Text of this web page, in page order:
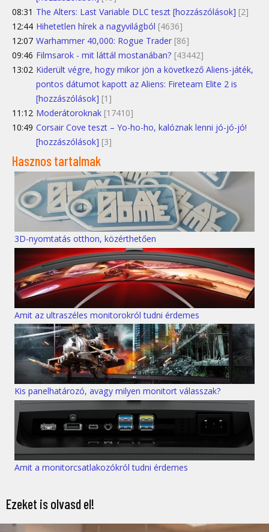
08:31 The Alters: Last Variable DLC teszt [hozzászólások] [2]
12:44 Hihetetlen hírek a nagyvilágból [4636]
12:07 Warhammer 40,000: Rogue Trader [86]
09:46 Filmsarok - mit láttál mostanában? [43442]
13:02 Kiderült végre, hogy mikor jön a következő Aliens-játék,
pontos dátumot kapott az Aliens: Fireteam Elite 2 is
[hozzászólások] [1]
11:12 Moderátoroknak [17410]
10:49 Corsair Cove teszt – Yo-ho-ho, kalóznak lenni jó-jó-jó!
[hozzászólások] [3]
Hasznos tartalmak
3D-nyomtatás otthon, közérthetően
Amit az ultraszéles monitorokról tudni érdemes
Kis panelhatározó, avagy milyen monitort válasszak?
Amit a monitorcsatlakozókról tudni érdemes
Ezeket is olvasd el!